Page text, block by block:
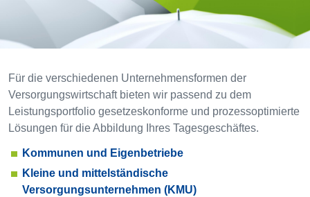
Für die verschiedenen Unternehmensformen der
Versorgungswirtschaft bieten wir passend zu dem
Leistungsportfolio gesetzeskonforme und prozessoptimierte
Lösungen für die Abbildung Ihres Tagesgeschäftes.
Kommunen und Eigenbetriebe
Kleine und mittelständische
Versorgungsunternehmen (KMU)